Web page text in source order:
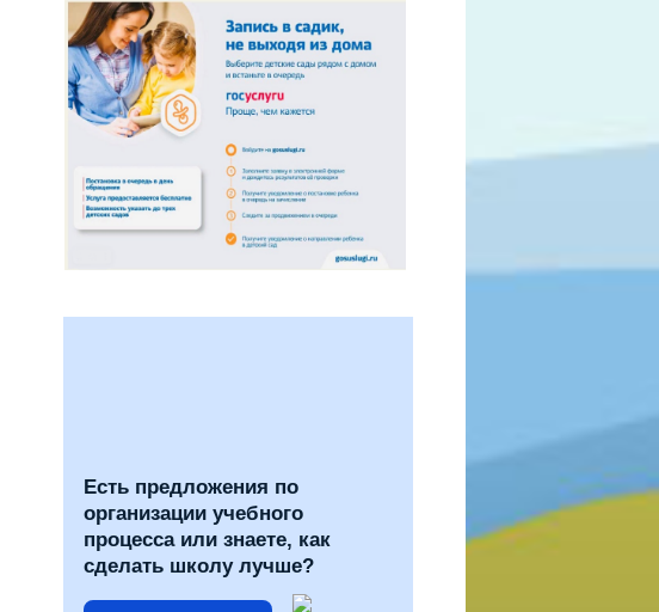
Есть предложения по
организации учебного
процесса или знаете, как
сделать школу лучше?